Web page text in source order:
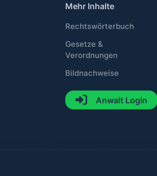
Mehr Inhalte
Rechtswörterbuch
Gesetze &
Verordnungen
Bildnachweise
Anwalt Login